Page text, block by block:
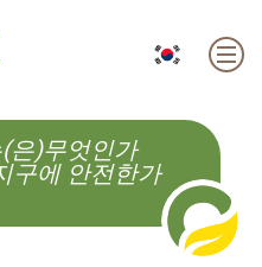
ES CS KO
은)무엇인가
구에 안전한가